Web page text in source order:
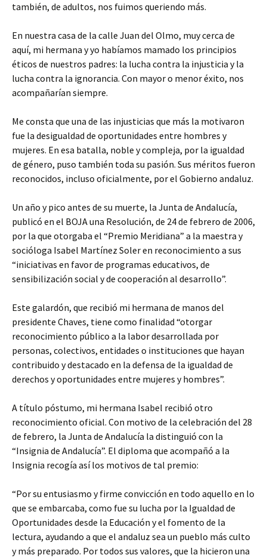
también, de adultos, nos fuimos queriendo más.
En nuestra casa de la calle Juan del Olmo, muy cerca de
aquí, mi hermana y yo habíamos mamado los principios
éticos de nuestros padres: la lucha contra la injusticia y la
lucha contra la ignorancia. Con mayor o menor éxito, nos
acompañarían siempre.
Me consta que una de las injusticias que más la motivaron
fue la desigualdad de oportunidades entre hombres y
mujeres. En esa batalla, noble y compleja, por la igualdad
de género, puso también toda su pasión. Sus méritos fueron
reconocidos, incluso oficialmente, por el Gobierno andaluz.
Un año y pico antes de su muerte, la Junta de Andalucía,
publicó en el BOJA una Resolución, de 24 de febrero de 2006,
por la que otorgaba el “Premio Meridiana” a la maestra y
socióloga Isabel Martínez Soler en reconocimiento a sus
“iniciativas en favor de programas educativos, de
sensibilización social y de cooperación al desarrollo”.
Este galardón, que recibió mi hermana de manos del
presidente Chaves, tiene como finalidad “otorgar
reconocimiento público a la labor desarrollada por
personas, colectivos, entidades o instituciones que hayan
contribuido y destacado en la defensa de la igualdad de
derechos y oportunidades entre mujeres y hombres”.
A título póstumo, mi hermana Isabel recibió otro
reconocimiento oficial. Con motivo de la celebración del 28
de febrero, la Junta de Andalucía la distinguió con la
“Insignia de Andalucía”. El diploma que acompañó a la
Insignia recogía así los motivos de tal premio:
“Por su entusiasmo y firme convicción en todo aquello en lo
que se embarcaba, como fue su lucha por la Igualdad de
Oportunidades desde la Educación y el fomento de la
lectura, ayudando a que el andaluz sea un pueblo más culto
y más preparado. Por todos sus valores, que la hicieron una